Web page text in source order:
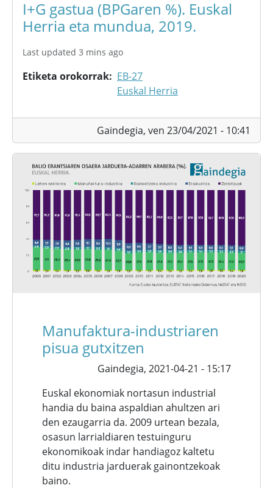
I+G gastua (BPGaren %). Euskal
Herria eta mundua, 2019.
Last updated 3 mins ago
Etiketa orokorrak
EB-27
Euskal Herria
Gaindegia, ven 23/04/2021 - 10:41
Manufaktura-industriaren
pisua gutxitzen
Gaindegia, 2021-04-21 - 15:17
Euskal ekonomiak nortasun industrial
handia du baina aspaldian ahultzen ari
den ezaugarria da. 2009 urtean bezala,
osasun larrialdiaren testuinguru
ekonomikoak indar handiagoz kaltetu
ditu industria jarduerak gainontzekoak
baino.